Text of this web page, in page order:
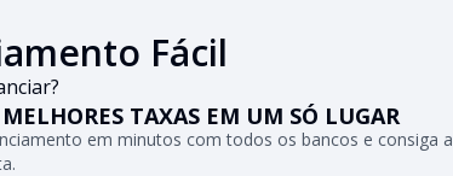
Fácil
TAXAS EM UM SÓ LUGAR
em minutos com todos os bancos e consiga a